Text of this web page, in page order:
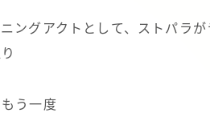
ングアクトとして、ストパラ
う一度